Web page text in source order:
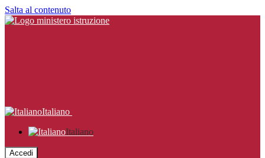
Salta al contenuto
Italiano
Italiano
Accedi